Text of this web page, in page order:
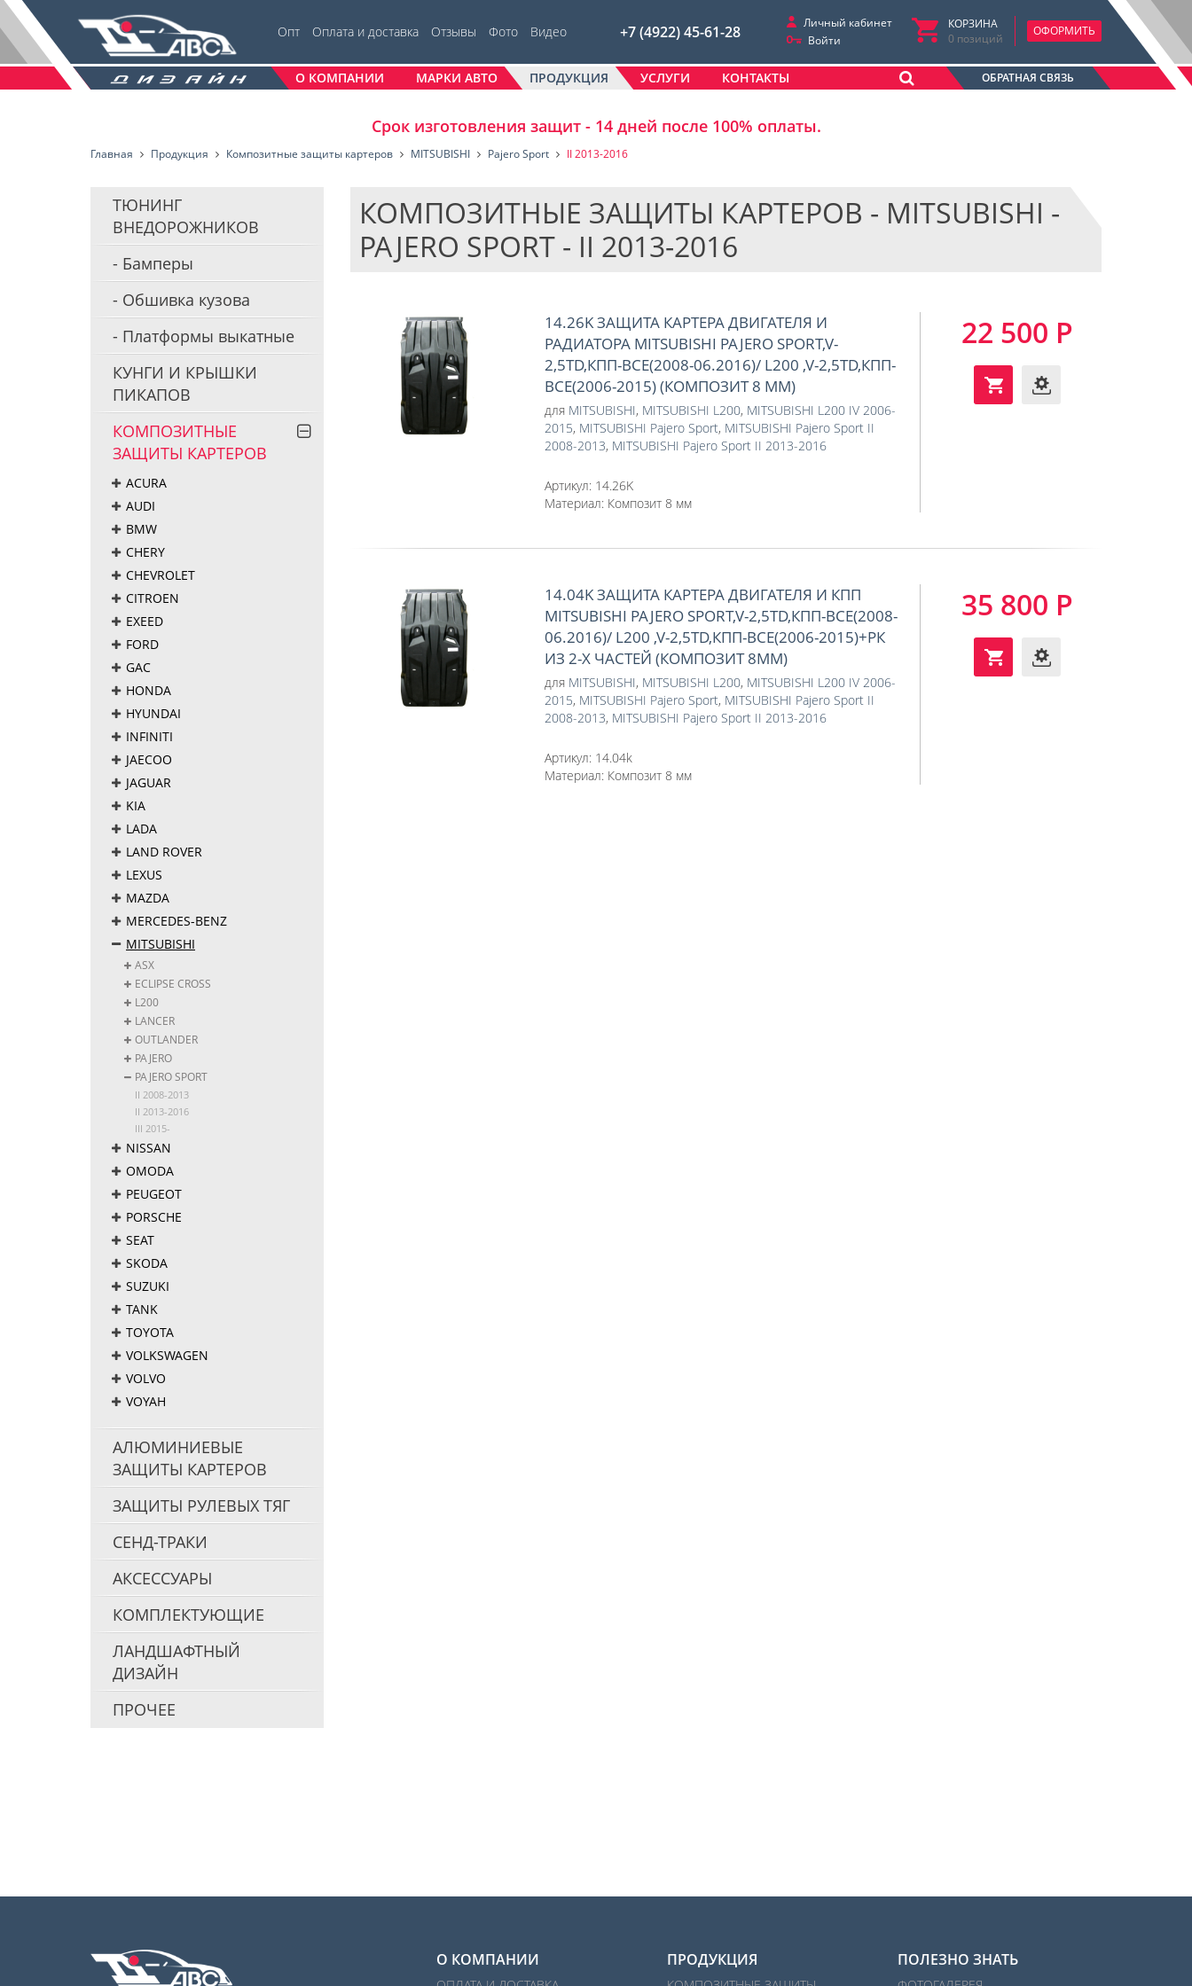
Опт Оплата и доставка Отзывы Фото Видео +7 (4922) 45-61-28
Личный кабинет
Войти
КОРЗИНА
0 позиций
ОФОРМИТЬ
О КОМПАНИИ МАРКИ АВТО ПРОДУКЦИЯ УСЛУГИ КОНТАКТЫ ОБРАТНАЯ СВЯЗЬ
Срок изготовления защит - 14 дней после 100% оплаты.
Главная Продукция Композитные защиты картеров MITSUBISHI Pajero Sport II 2013-2016
КОМПОЗИТНЫЕ ЗАЩИТЫ КАРТЕРОВ - MITSUBISHI -
PAJERO SPORT - II 2013-2016
ТЮНИНГ
ВНЕДОРОЖНИКОВ
Бамперы
Обшивка кузова
Платформы выкатные
КУНГИ И КРЫШКИ
ПИКАПОВ
КОМПОЗИТНЫЕ
ЗАЩИТЫ КАРТЕРОВ
ACURA
AUDI
BMW
CHERY
CHEVROLET
CITROEN
EXEED
FORD
GAC
HONDA
HYUNDAI
INFINITI
JAECOO
JAGUAR
KIA
LADA
LAND ROVER
LEXUS
MAZDA
MERCEDES-BENZ
MITSUBISHI
ASX
ECLIPSE CROSS
L200
LANCER
OUTLANDER
PAJERO
PAJERO SPORT
II 2008-2013
II 2013-2016
III 2015-
NISSAN
OMODA
PEUGEOT
PORSCHE
SEAT
SKODA
SUZUKI
TANK
TOYOTA
VOLKSWAGEN
VOLVO
VOYAH
АЛЮМИНИЕВЫЕ
ЗАЩИТЫ КАРТЕРОВ
ЗАЩИТЫ РУЛЕВЫХ ТЯГ
СЕНД-ТРАКИ
АКСЕССУАРЫ
КОМПЛЕКТУЮЩИЕ
ЛАНДШАФТНЫЙ
ДИЗАЙН
ПРОЧЕЕ
14.26K ЗАЩИТА КАРТЕРА ДВИГАТЕЛЯ И
РАДИАТОРА MITSUBISHI PAJERO SPORT,V-
2,5TD,КПП-ВСЕ(2008-06.2016)/ L200 ,V-2,5TD,КПП-
ВСЕ(2006-2015) (КОМПОЗИТ 8 ММ)
для MITSUBISHI, MITSUBISHI L200, MITSUBISHI L200 IV 2006-
2015, MITSUBISHI Pajero Sport, MITSUBISHI Pajero Sport II
2008-2013, MITSUBISHI Pajero Sport II 2013-2016
Артикул: 14.26K
Материал: Композит 8 мм
22 500 Р
14.04K ЗАЩИТА КАРТЕРА ДВИГАТЕЛЯ И КПП
MITSUBISHI PAJERO SPORT,V-2,5TD,КПП-ВСЕ(2008-
06.2016)/ L200 ,V-2,5TD,КПП-ВСЕ(2006-2015)+РК
ИЗ 2-Х ЧАСТЕЙ (КОМПОЗИТ 8ММ)
для MITSUBISHI, MITSUBISHI L200, MITSUBISHI L200 IV 2006-
2015, MITSUBISHI Pajero Sport, MITSUBISHI Pajero Sport II
2008-2013, MITSUBISHI Pajero Sport II 2013-2016
Артикул: 14.04k
Материал: Композит 8 мм
35 800 Р
О КОМПАНИИ ПРОДУКЦИЯ ПОЛЕЗНО ЗНАТЬ